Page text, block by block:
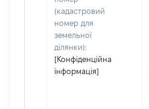
(кадастровий
номер для
земельної
ділянки):
[Конфіденційна
інформація]